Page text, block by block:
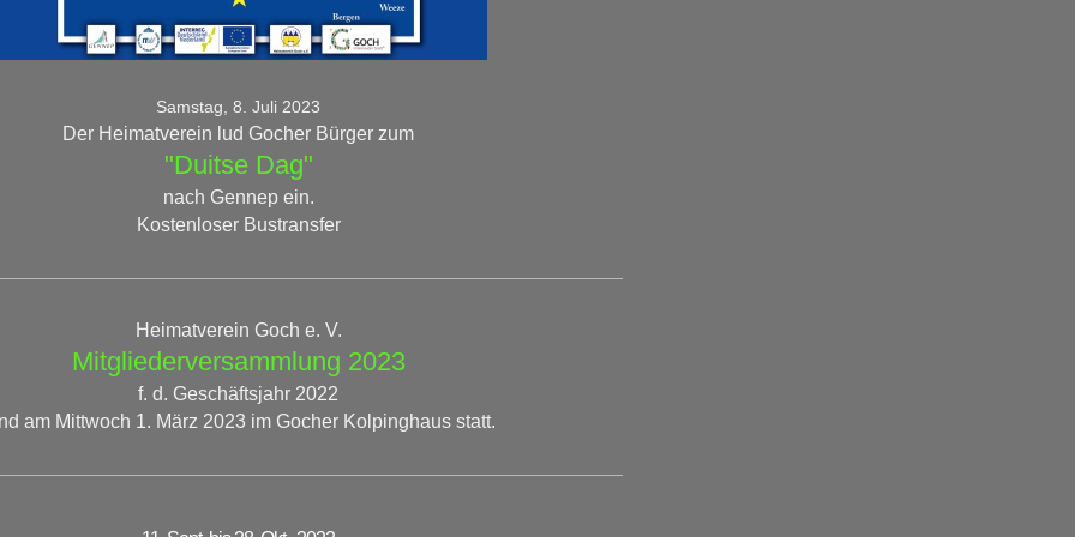
Samstag, 8. Juli 2023
Der Heimatverein lud Gocher Bürger zum
"Duitse Dag"
nach Gennep ein.
Kostenloser Bustransfer
Heimatverein Goch e. V.
Mitgliederversammlung 2023
f. d. Geschäftsjahr 2022
am Mittwoch 1. März 2023 im Gocher Kolpinghaus statt.